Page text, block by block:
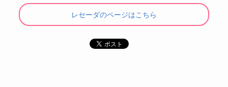
レセーダのページはこちら